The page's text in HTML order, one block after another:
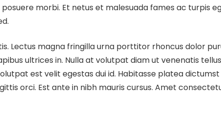
morbi. Et netus et malesuada fames ac turpis
Lectus magna fringilla urna porttitor rhoncus dolor
ultrices in. Nulla at volutpat diam ut venenatis
est velit egestas dui id. Habitasse platea
orci. Est ante in nibh mauris cursus. Amet